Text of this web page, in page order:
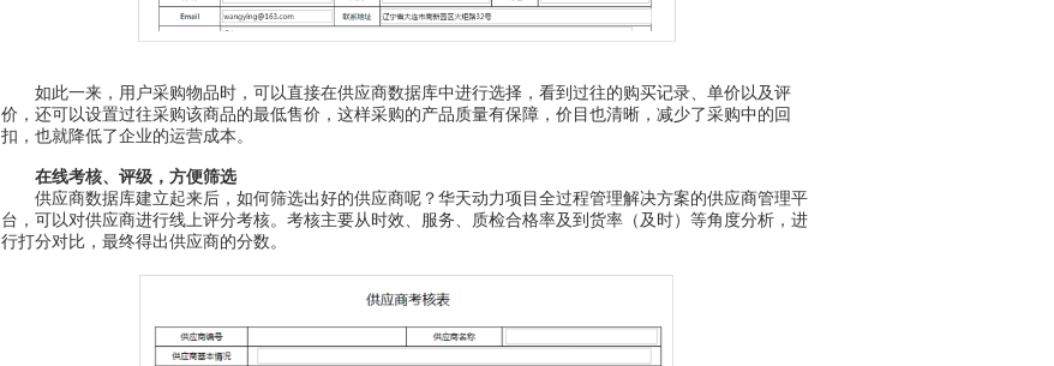
如此一来，用户采购物品时，可以直接在供应商数据库中进行选择，看到过往的购买记录、单价以及评
价，还可以设置过往采购该商品的最低售价，这样采购的产品质量有保障，价目也清晰，减少了采购中的回
扣，也就降低了企业的运营成本。
在线考核、评级，方便筛选
供应商数据库建立起来后，如何筛选出好的供应商呢？华天动力项目全过程管理解决方案的供应商管理平
台，可以对供应商进行线上评分考核。考核主要从时效、服务、质检合格率及到货率（及时）等角度分析，进
行打分对比，最终得出供应商的分数。